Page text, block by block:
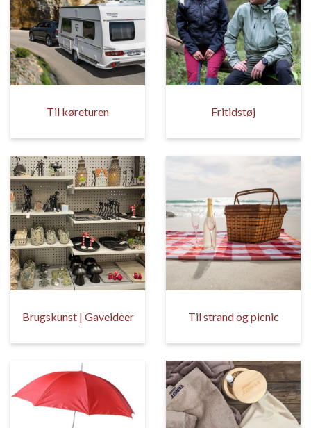
Til køreturen Fritidstøj
Brugskunst | Gaveideer Til strand og picnic